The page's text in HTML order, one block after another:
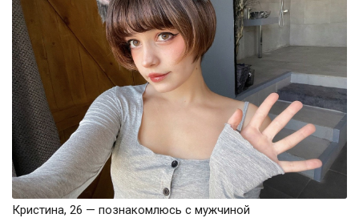
Кристина, 26 — познакомлюсь с мужчиной